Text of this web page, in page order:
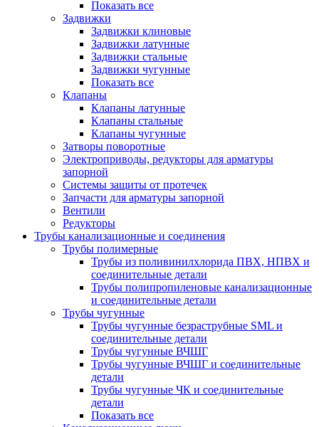
Показать все
Задвижки
Задвижки клиновые
Задвижки латунные
Задвижки стальные
Задвижки чугунные
Показать все
Клапаны
Клапаны латунные
Клапаны стальные
Клапаны чугунные
Затворы поворотные
Электроприводы, редукторы для арматуры
запорной
Системы защиты от протечек
Запчасти для арматуры запорной
Вентили
Редукторы
Трубы канализационные и соединения
Трубы полимерные
Трубы из поливинилхлорида ПВХ, НПВХ и
соединительные детали
Трубы полипропиленовые канализационные
и соединительные детали
Трубы чугунные
Трубы чугунные безраструбные SML и
соединительные детали
Трубы чугунные ВЧШГ
Трубы чугунные ВЧШГ и соединительные
детали
Трубы чугунные ЧК и соединительные
детали
Показать все